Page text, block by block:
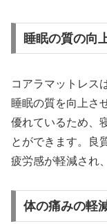
睡眠の質の向
コアラマットレス
睡眠の質を向上さ
優れているため、
とができます。良
疲労感が軽減され
体の痛みの軽